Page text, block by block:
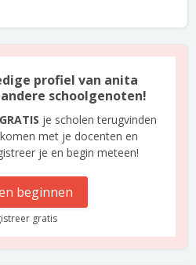
profiel van anita
schoolgenoten!
GRATIS je scholen terugvinden
met je docenten en
je en begin meteen!
beginnen
gratis